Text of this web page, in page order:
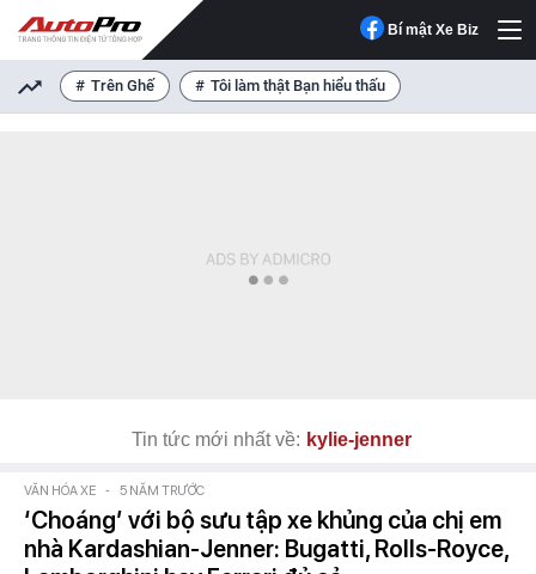
Bí mật Xe Biz
Trên Ghế Tôi làm thật Bạn hiểu thấu
Tin tức mới nhất về: kylie-jenner
VĂN HÓA XE - 5 NĂM TRƯỚC
‘Choáng’ với bộ sưu tập xe khủng của chị em
nhà Kardashian-Jenner: Bugatti, Rolls-Royce,